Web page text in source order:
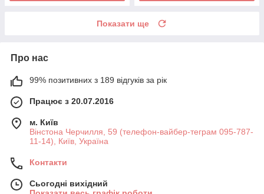
Показати ще
Про нас
99% позитивних з 189 відгуків за рік
Працює з 20.07.2016
м. Київ
Вінстона Черчилля, 59 (телефон-вайбер-теграм 095-787-
11-14), Київ, Україна
Контакти
Сьогодні вихідний